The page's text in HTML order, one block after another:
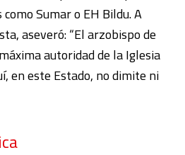
Sumar o EH Bildu. A
aseveró: “El arzobispo de
autoridad de la Iglesia
en este Estado, no dimite ni